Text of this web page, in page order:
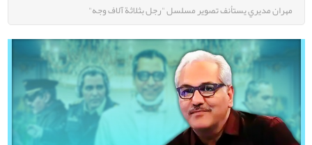
مهران مديري يستأنف تصوير مسلسل "رجل بثلاثة آلاف وجه"